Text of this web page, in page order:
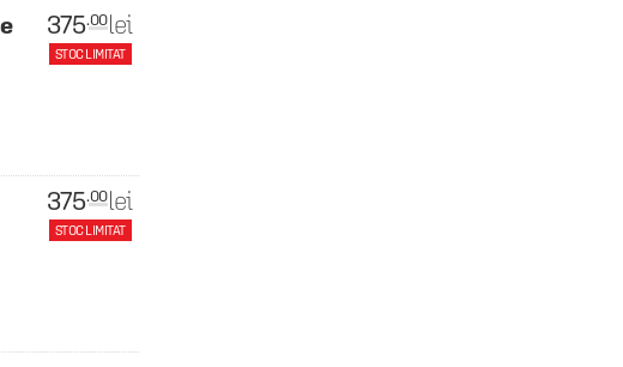
375.00lei
STOC LIMITAT
375.00lei
STOC LIMITAT